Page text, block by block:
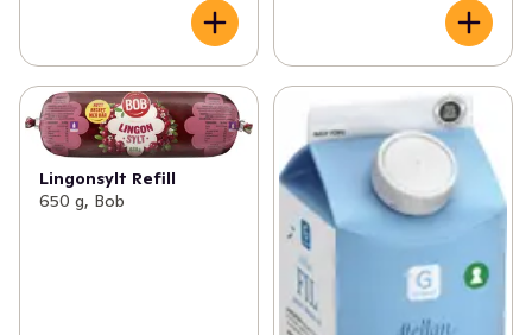
Lingonsylt Refill
650 g, Bob